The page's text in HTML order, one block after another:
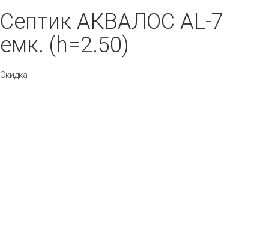
Септик АКВАЛОС AL-7
емк. (h=2.50)
Скидка